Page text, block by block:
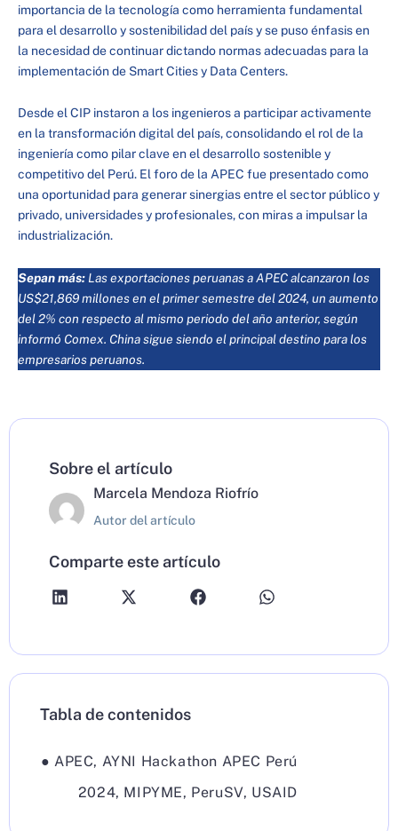
importancia de la tecnología como herramienta fundamental
para el desarrollo y sostenibilidad del país y se puso énfasis en
la necesidad de continuar dictando normas adecuadas para la
implementación de Smart Cities y Data Centers.
Desde el CIP instaron a los ingenieros a participar activamente
en la transformación digital del país, consolidando el rol de la
ingeniería como pilar clave en el desarrollo sostenible y
competitivo del Perú. El foro de la APEC fue presentado como
una oportunidad para generar sinergias entre el sector público y
privado, universidades y profesionales, con miras a impulsar la
industrialización.
Sepan más: Las exportaciones peruanas a APEC alcanzaron los
US$21,869 millones en el primer semestre del 2024, un aumento
del 2% con respecto al mismo periodo del año anterior, según
informó Comex. China sigue siendo el principal destino para los
empresarios peruanos.
Sobre el artículo
Marcela Mendoza Riofrío
Autor del artículo
Comparte este artículo
Tabla de contenidos
● APEC, AYNI Hackathon APEC Perú
2024, MIPYME, PeruSV, USAID